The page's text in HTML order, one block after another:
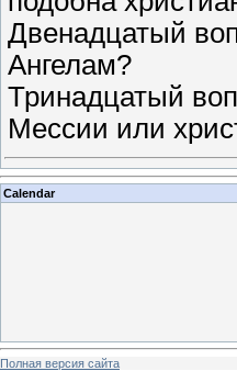
Двенадцатый
Ангелам?
Тринадцатый
Мессии или
Calendar
Полная версия сайта